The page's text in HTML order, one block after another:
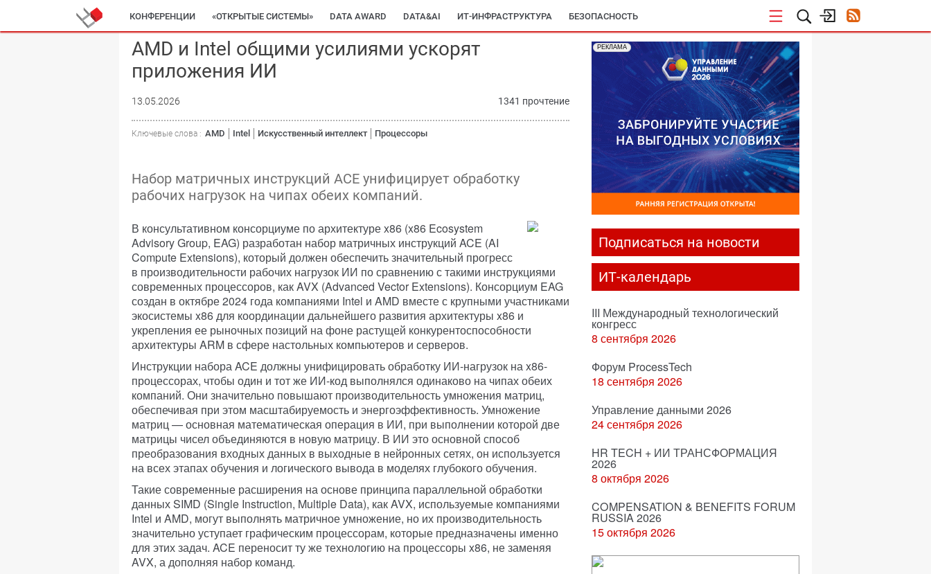
КОНФЕРЕНЦИИ «ОТКРЫТЫЕ СИСТЕМЫ» DATA AWARD DATA&AI ИТ-ИНФРАСТРУКТУРА БЕЗОПАСНОСТЬ
AMD и Intel общими усилиями ускорят
приложения ИИ
13.05.2026 1341 прочтение
Ключевые слова : AMD Intel Искусственный интеллект Процессоры
Набор матричных инструкций ACE унифицирует обработку
рабочих нагрузок на чипах обеих компаний.
В консультативном консорциуме по архитектуре x86 (x86 Ecosystem
Advisory Group, EAG) разработан набор матричных инструкций ACE (AI
Compute Extensions), который должен обеспечить значительный прогресс
в производительности рабочих нагрузок ИИ по сравнению с такими инструкциями
современных процессоров, как AVX (Advanced Vector Extensions). Консорциум EAG
создан в октябре 2024 года компаниями Intel и AMD вместе с крупными участниками
экосистемы x86 для координации дальнейшего развития архитектуры x86 и
укрепления ее рыночных позиций на фоне растущей конкурентоспособности
архитектуры ARM в сфере настольных компьютеров и серверов.
Инструкции набора ACE должны унифицировать обработку ИИ‑нагрузок на x86-
процессорах, чтобы один и тот же ИИ‑код выполнялся одинаково на чипах обеих
компаний. Они значительно повышают производительность умножения матриц,
обеспечивая при этом масштабируемость и энергоэффективность. Умножение
матриц — основная математическая операция в ИИ, при выполнении которой две
матрицы чисел объединяются в новую матрицу. В ИИ это основной способ
преобразования входных данных в выходные в нейронных сетях, он используется
на всех этапах обучения и логического вывода в моделях глубокого обучения.
Такие современные расширения на основе принципа параллельной обработки
данных SIMD (Single Instruction, Multiple Data), как AVX, используемые компаниями
Intel и AMD, могут выполнять матричное умножение, но их производительность
значительно уступает графическим процессорам, которые предназначены именно
для этих задач. ACE переносит ту же технологию на процессоры x86, не заменяя
AVX, а дополняя набор команд.
РЕКЛАМА
Подписаться на новости
ИТ-календарь
III Международный технологический
конгресс
8 сентября 2026
Форум ProcessTech
18 сентября 2026
Управление данными 2026
24 сентября 2026
HR TECH + ИИ ТРАНСФОРМАЦИЯ
2026
8 октября 2026
COMPENSATION & BENEFITS FORUM
RUSSIA 2026
15 октября 2026